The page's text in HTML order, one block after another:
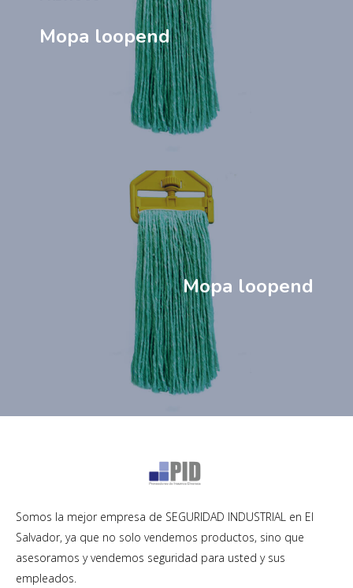
Mopa loopend
Mopa loopend
Somos la mejor empresa de SEGURIDAD INDUSTRIAL en El
Salvador, ya que no solo vendemos productos, sino que
asesoramos y vendemos seguridad para usted y sus
empleados.